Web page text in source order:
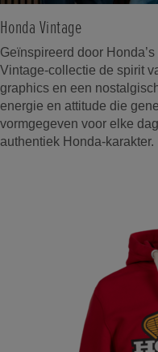
Honda Vintage
Geïnspireerd door
Vintage-collectie de spirit
graphics en een
energie en attitude die
vormgegeven voor elke
authentiek Honda-karakter.